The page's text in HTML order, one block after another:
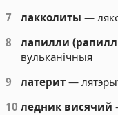
7
лакколиты —
8
лапилли
вульканічныя
9
латерит —
10 ледник висячий